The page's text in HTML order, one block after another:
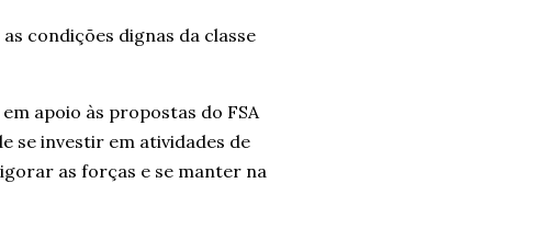
condições dignas da classe
apoio às propostas do FSA
se investir em atividades de
as forças e se manter na